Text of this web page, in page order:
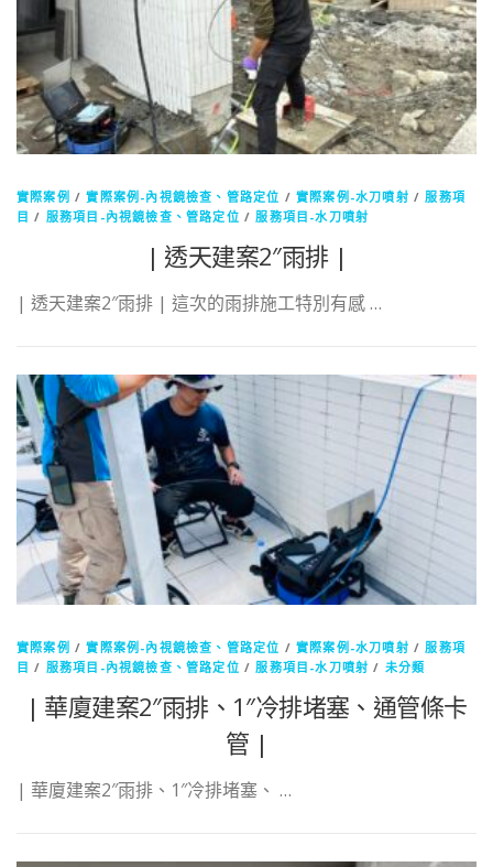
實際案例 /實際案例-內視鏡檢查、管路定位 /實際案例-水刀噴射 /服務項
目 / 服務項目-內視鏡檢查、管路定位 /服務項目-水刀噴射
| 透天建案2″雨排 |
| 透天建案2″雨排 | 這次的雨排施工特別有感 …
實際案例 /實際案例-內視鏡檢查、管路定位 /實際案例-水刀噴射 /服務項
目 / 服務項目-內視鏡檢查、管路定位 /服務項目-水刀噴射 / 未分類
| 華廈建案2″雨排、1″冷排堵塞、通管條卡
管 |
| 華廈建案2″雨排、1″冷排堵塞、 …